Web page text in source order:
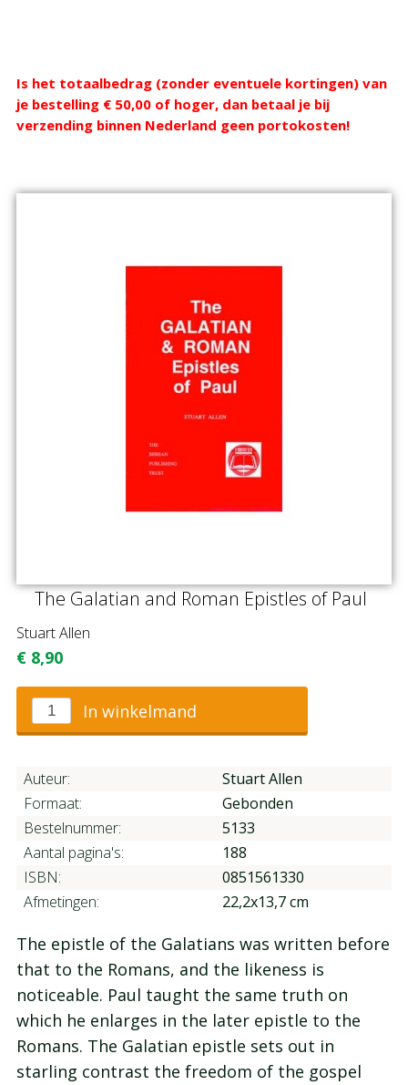
Webshop
Is het totaalbedrag (zonder eventuele kortingen) van
je bestelling € 50,00 of hoger, dan betaal je bij
verzending binnen Nederland geen portokosten!
The Galatian and Roman Epistles of Paul
Stuart Allen
€ 8,90
In winkelmand
Auteur:
Stuart Allen
Formaat:
Gebonden
Bestelnummer:
5133
Aantal pagina's:
188
ISBN:
0851561330
Afmetingen:
22,2x13,7 cm
The epistle of the Galatians was written before
that to the Romans, and the likeness is
noticeable. Paul taught the same truth on
which he enlarges in the later epistle to the
Romans. The Galatian epistle sets out in
starling contrast the freedom of the gospel